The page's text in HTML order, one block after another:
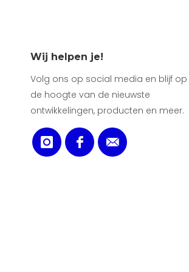
Wij helpen je!
Volg ons op social media en blijf op
de hoogte van de nieuwste
ontwikkelingen, producten en meer.